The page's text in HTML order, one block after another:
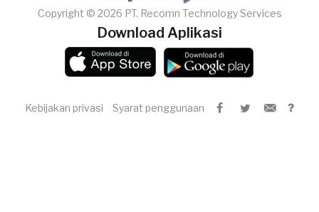
Copyright © 2026 PT. Recomn Technology Services
Download Aplikasi
Kebijakan privasi Syarat penggunaan